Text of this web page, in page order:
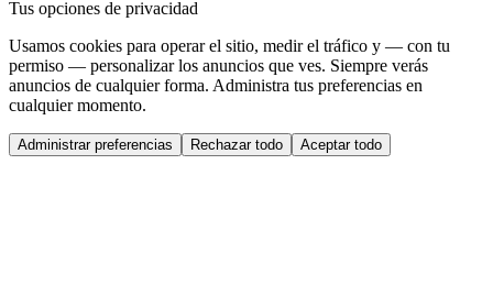
Tus opciones de privacidad
Usamos cookies para operar el sitio, medir el tráfico y — con tu
permiso — personalizar los anuncios que ves. Siempre verás
anuncios de cualquier forma. Administra tus preferencias en
cualquier momento.
Administrar preferencias Rechazar todo Aceptar todo